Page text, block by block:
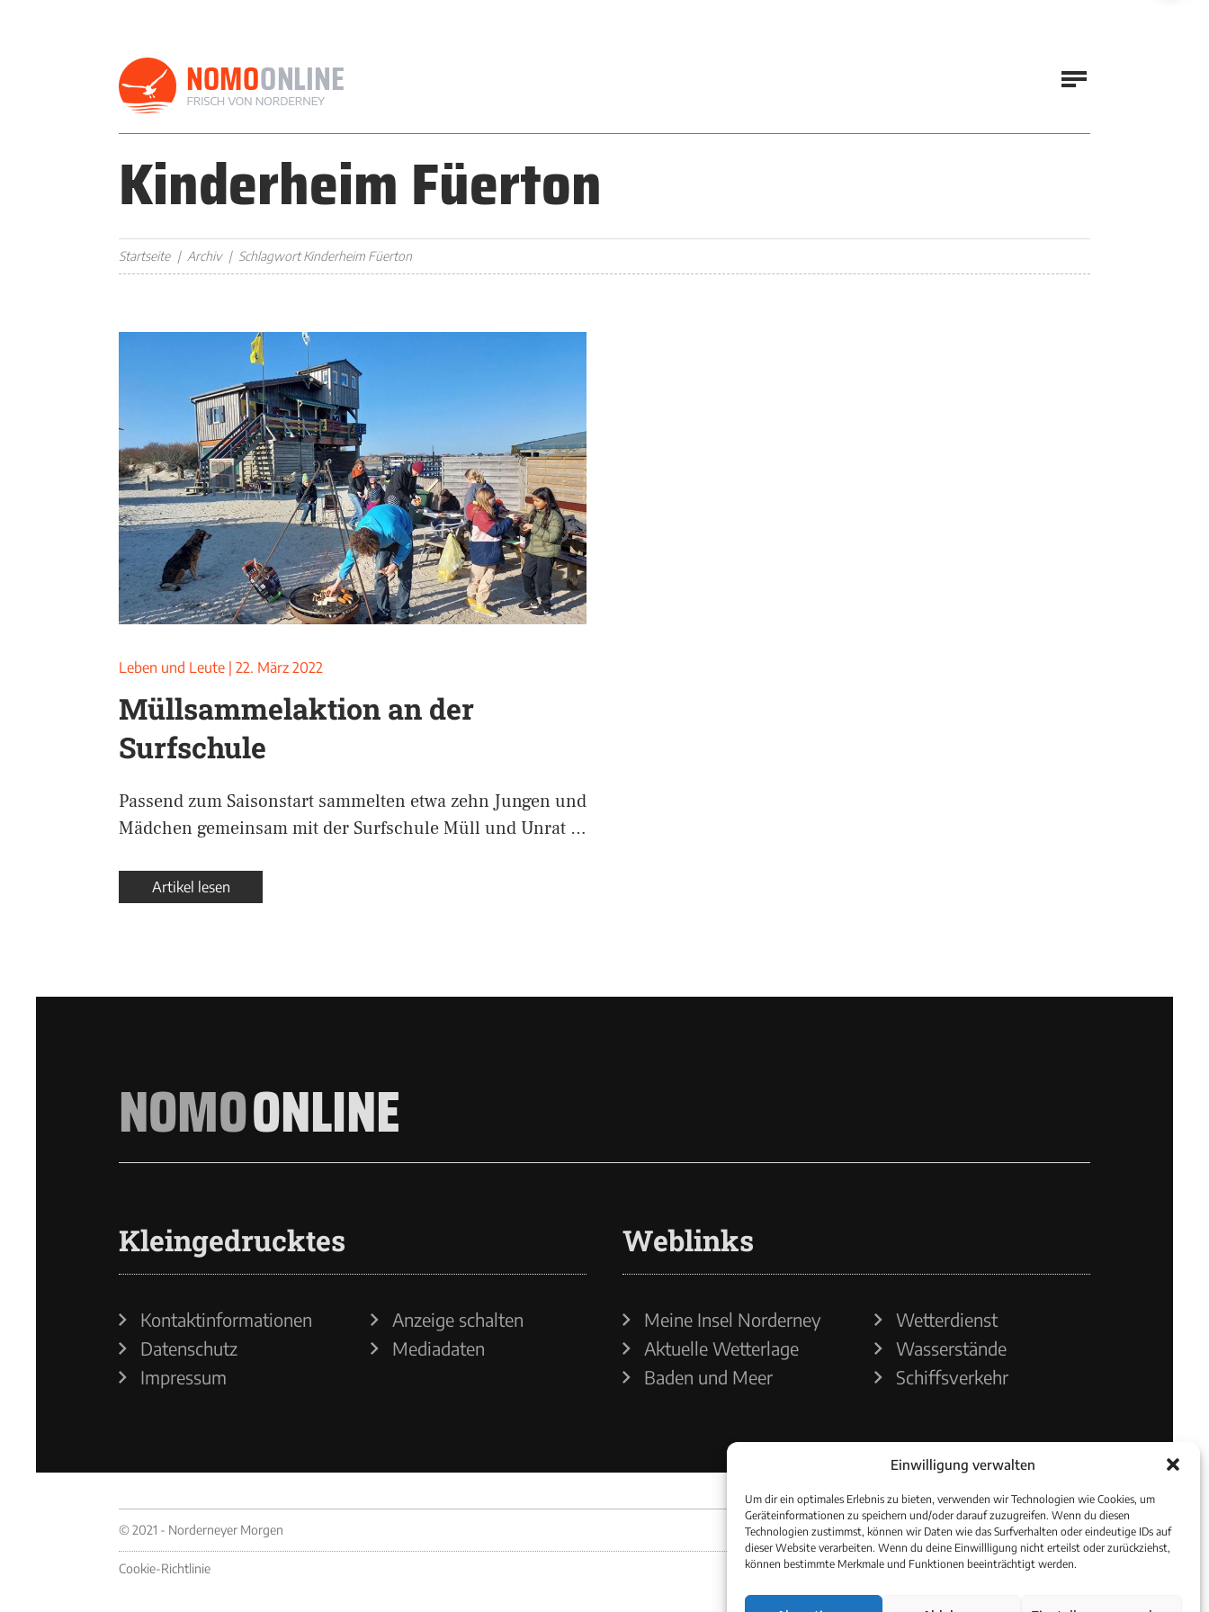
Einwilligung verwalten
Um dir ein optimales Erlebnis zu bieten, verwenden wir Technologien wie Cookies, um
Geräteinformationen zu speichern und/oder darauf zuzugreifen. Wenn du diesen
Technologien zustimmst, können wir Daten wie das Surfverhalten oder eindeutige IDs auf
dieser Website verarbeiten. Wenn du deine Einwillligung nicht erteilst oder zurückziehst,
können bestimmte Merkmale und Funktionen beeinträchtigt werden.
Kinderheim Füerton
Startseite Archiv Schlagwort Kinderheim Füerton
Leben und Leute 22. März 2022
Müllsammelaktion an der
Surfschule
Passend zum Saisonstart sammelten etwa zehn Jungen und
Mädchen gemeinsam mit der Surfschule Müll und Unrat …
Artikel lesen
NOMOONLINE
Kleingedrucktes
Kontaktinformationen
Datenschutz
Impressum
Anzeige schalten
Mediadaten
Weblinks
Meine Insel Norderney
Aktuelle Wetterlage
Baden und Meer
Wetterdienst
Wasserstände
Schiffsverkehr
© 2021 - Norderneyer Morgen
Cookie-Richtlinie